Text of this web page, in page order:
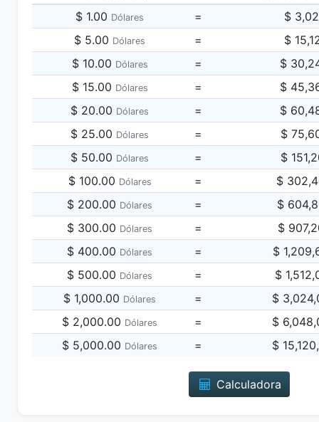
$ 1.00 Dólares = $
$ 5.00 Dólares = $
$ 10.00 Dólares = $
$ 15.00 Dólares = $
$ 20.00 Dólares = $
$ 25.00 Dólares = $
$ 50.00 Dólares = $
$ 100.00 Dólares = $
$ 200.00 Dólares = $
$ 300.00 Dólares = $
$ 400.00 Dólares = $
$ 500.00 Dólares = $
$ 1,000.00 Dólares = $
$ 2,000.00 Dólares = $
$ 5,000.00 Dólares = $
Calculadora